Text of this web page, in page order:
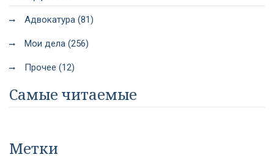
Адвокатура (81)
Мои дела (256)
Прочее (12)
Самые читаемые
Метки